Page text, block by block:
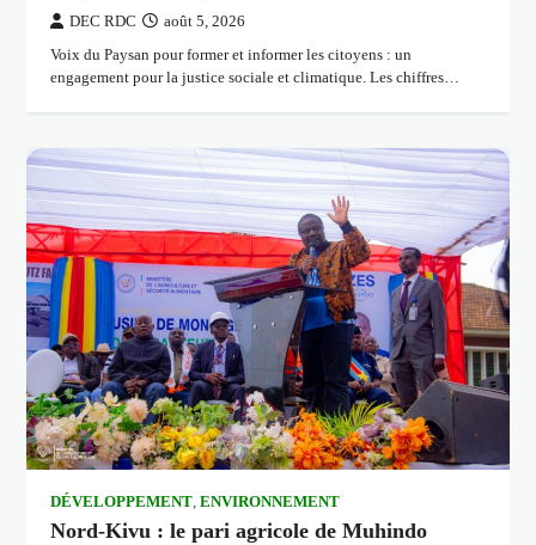
DEC RDC août 5, 2026
Voix du Paysan pour former et informer les citoyens : un
engagement pour la justice sociale et climatique. Les chiffres…
DÉVELOPPEMENT,ENVIRONNEMENT
Nord-Kivu : le pari agricole de Muhindo